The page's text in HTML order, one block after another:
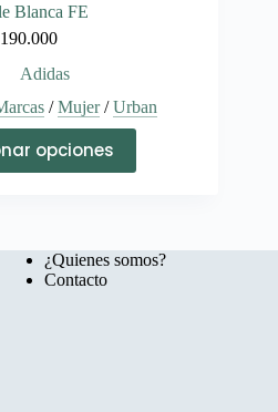
Blanca FE
190.000
Adidas
/Mujer/Urban
opciones
producto
tiene
opciones
se
¿Quienes somos?
Contacto